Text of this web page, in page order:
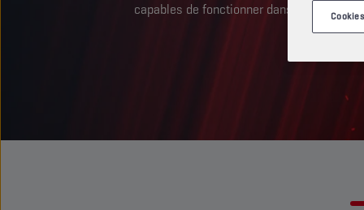
capables de fonctionner dans les